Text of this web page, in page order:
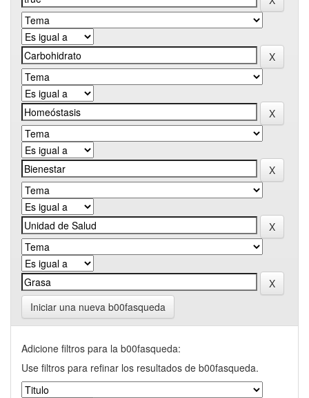
Iniciar una nueva b00fasqueda
Adicione filtros para la b00fasqueda:
Use filtros para refinar los resultados de b00fasqueda.